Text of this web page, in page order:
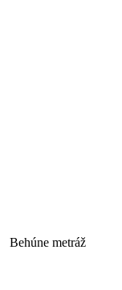
Behúne metráž